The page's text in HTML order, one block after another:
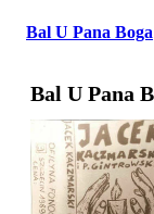
Bal U Pana Boga
Bal U Pana